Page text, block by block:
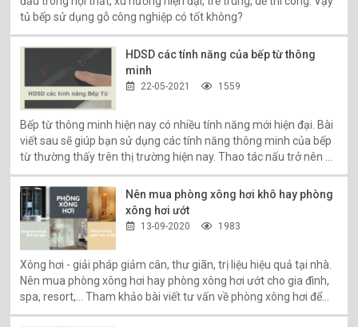
tủ bếp sử dụng gỗ công nghiệp có tốt không?
HDSD các tính năng của bếp từ thông
minh
22-05-2021 1559
Bếp từ thông minh hiện nay có nhiều tính năng mới hiện đại. Bài
viết sau sẽ giúp bạn sử dụng các tính năng thông minh của bếp
từ thường thấy trên thị trường hiện nay. Thao tác nấu trở nên dễ
dàng, nhanh nhạy hơn.
Nên mua phòng xông hơi khô hay phòng
xông hơi ướt
13-09-2020 1983
Xông hơi - giải pháp giảm cân, thư giãn, trị liệu hiệu quả tại nhà.
Nên mua phòng xông hơi hay phòng xông hơi ướt cho gia đình,
spa, resort,... Tham khảo bài viết tư vấn về phòng xông hơi để
lựa chọn dễ dàng hơn!